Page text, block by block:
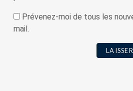
Prévenez-moi de tous les
mail.